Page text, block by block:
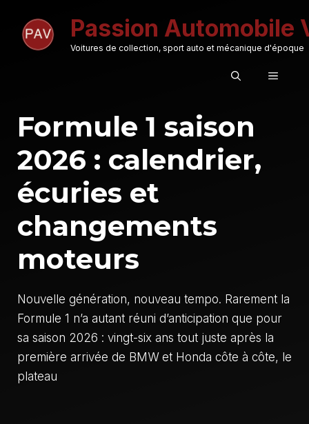
contenu
Passion Automobile
Voitures de collection, sport auto et mécanique d'époque
MENU
Formule 1 saison
2026 : calendrier,
écuries et
changements
moteurs
Nouvelle génération, nouveau tempo. Rarement la
Formule 1 n’a autant réuni d’anticipation que pour
sa saison 2026 : vingt-six ans tout juste après la
première arrivée de BMW et Honda côte à côte, le
plateau